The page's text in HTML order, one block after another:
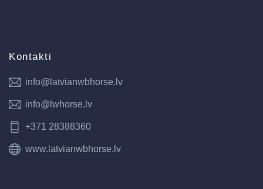
Kontakti
info@latvianwbhorse.lv
info@lwhorse.lv
+371 28388360
www.latvianwbhorse.lv